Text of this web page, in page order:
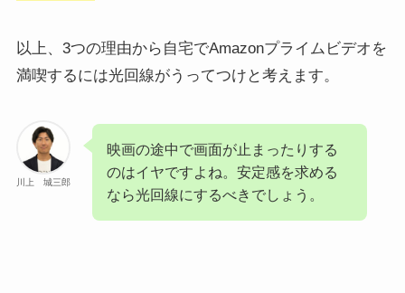
以上、3つの理由から自宅でAmazonプライムビデオを
満喫するには光回線がうってつけと考えます。
川上 城三郎
映画の途中で画面が止まったりする
のはイヤですよね。安定感を求める
なら光回線にするべきでしょう。